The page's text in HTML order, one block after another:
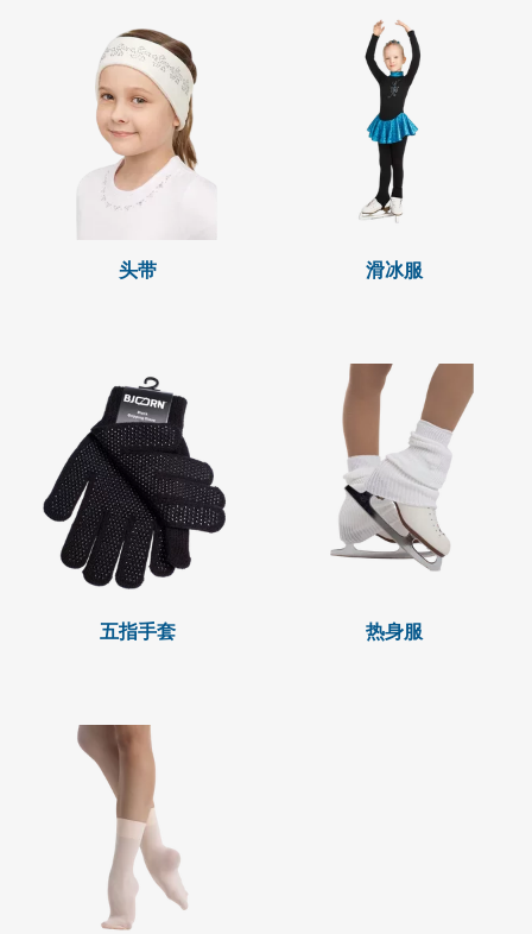
头带 滑冰服
五指手套 热身服